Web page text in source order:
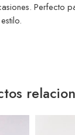
Perfecto